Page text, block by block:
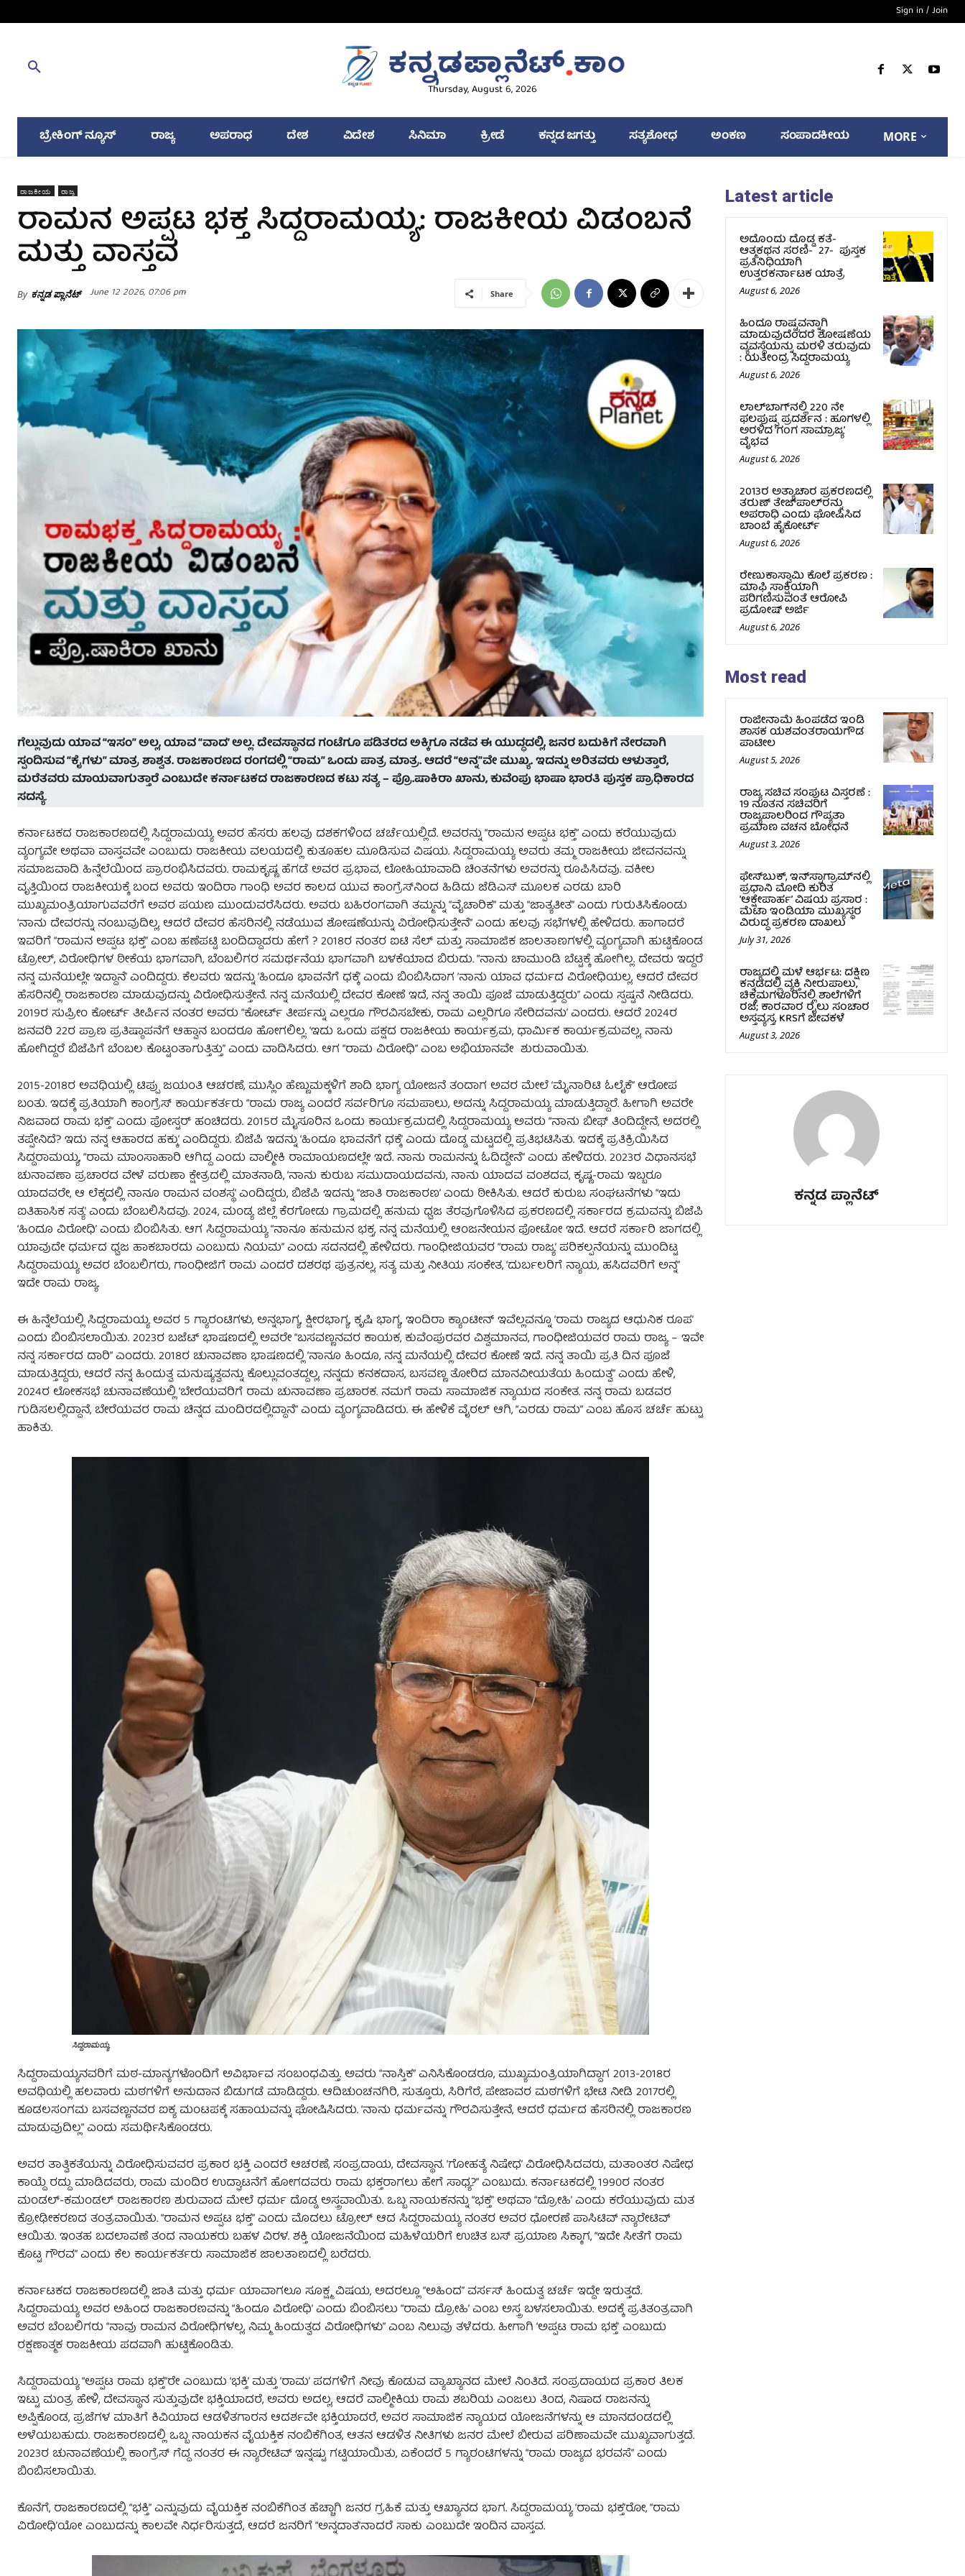
Sign in / Join
Thursday, August 6, 2026
ಬ್ರೇಕಿಂಗ್ ನ್ಯೂಸ್ ರಾಜ್ಯ ಅಪರಾಧ ದೇಶ ವಿದೇಶ ಸಿನಿಮಾ ಕ್ರೀಡೆ ಕನ್ನಡ ಜಗತ್ತು ಸತ್ಯಶೋಧ ಅಂಕಣ ಸಂಪಾದಕೀಯ MORE
ರಾಜಕೀಯ ರಾಜ್ಯ
ರಾಮನ ಅಪ್ಪಟ ಭಕ್ತ ಸಿದ್ದರಾಮಯ್ಯ: ರಾಜಕೀಯ ವಿಡಂಬನೆ
ಮತ್ತು ವಾಸ್ತವ
By ಕನ್ನಡ ಪ್ಲಾನೆಟ್ June 12 2026, 07:06 pm Share
ಗೆಲ್ಲುವುದು ಯಾವ “ಇಸಂ” ಅಲ್ಲ, ಯಾವ “ವಾದ’ ಅಲ್ಲ. ದೇವಸ್ಥಾನದ ಗಂಟೆಗೂ ಪಡಿತರದ ಅಕ್ಕಿಗೂ ನಡೆವ ಈ ಯುದ್ಧದಲ್ಲಿ, ಜನರ ಬದುಕಿಗೆ ನೇರವಾಗಿ
ಸ್ಪಂದಿಸುವ “ಕೈಗಳು” ಮಾತ್ರ ಶಾಶ್ವತ. ರಾಜಕಾರಣದ ರಂಗದಲ್ಲಿ “ರಾಮ” ಒಂದು ಪಾತ್ರ ಮಾತ್ರ. ಆದರೆ “ಅನ್ನ”ವೇ ಮುಖ್ಯ. ಇದನ್ನು ಅರಿತವರು ಆಳುತ್ತಾರೆ,
ಮರೆತವರು ಮಾಯವಾಗುತ್ತಾರೆ ಎಂಬುದೇ ಕರ್ನಾಟಕದ ರಾಜಕಾರಣದ ಕಟು ಸತ್ಯ – ಪ್ರೊ.ಷಾಕಿರಾ ಖಾನು, ಕುವೆಂಪು ಭಾಷಾ ಭಾರತಿ ಪುಸ್ತಕ ಪ್ರಾಧಿಕಾರದ
ಸದಸ್ಯೆ.
ಕರ್ನಾಟಕದ ರಾಜಕಾರಣದಲ್ಲಿ ಸಿದ್ದರಾಮಯ್ಯ ಅವರ ಹೆಸರು ಹಲವು ದಶಕಗಳಿಂದ ಚರ್ಚೆಯಲ್ಲಿದೆ. ಅವರನ್ನು “ರಾಮನ ಅಪ್ಪಟ ಭಕ್ತ” ಎಂದು ಕರೆಯುವುದು
ವ್ಯಂಗ್ಯವೇ ಅಥವಾ ವಾಸ್ತವವೇ ಎಂಬುದು ರಾಜಕೀಯ ವಲಯದಲ್ಲಿ ಕುತೂಹಲ ಮೂಡಿಸುವ ವಿಷಯ. ಸಿದ್ದರಾಮಯ್ಯ ಅವರು ತಮ್ಮ ರಾಜಕೀಯ ಜೀವನವನ್ನು
ಸಮಾಜವಾದಿ ಹಿನ್ನೆಲೆಯಿಂದ ಪ್ರಾರಂಭಿಸಿದವರು. ರಾಮಕೃಷ್ಣ ಹೆಗಡೆ ಅವರ ಪ್ರಭಾವ, ಲೋಹಿಯಾವಾದಿ ಚಿಂತನೆಗಳು ಅವರನ್ನು ರೂಪಿಸಿದವು. ವಕೀಲ
ವೃತ್ತಿಯಿಂದ ರಾಜಕೀಯಕ್ಕೆ ಬಂದ ಅವರು ಇಂದಿರಾ ಗಾಂಧಿ ಅವರ ಕಾಲದ ಯುವ ಕಾಂಗ್ರೆಸ್‌ನಿಂದ ಹಿಡಿದು ಜೆಡಿಎಸ್ ಮೂಲಕ ಎರಡು ಬಾರಿ
ಮುಖ್ಯಮಂತ್ರಿಯಾಗುವವರೆಗೆ ಅವರ ಪಯಣ ಮುಂದುವರೆಸಿದರು. ಅವರು ಬಹಿರಂಗವಾಗಿ ತಮ್ಮನ್ನು “ವೈಚಾರಿಕ” ಮತ್ತು “ಜಾತ್ಯತೀತ” ಎಂದು ಗುರುತಿಸಿಕೊಂಡು
‘ನಾನು ದೇವರನ್ನು ನಂಬುವುದಿಲ್ಲ, ಆದರೆ ದೇವರ ಹೆಸರಿನಲ್ಲಿ ನಡೆಯುವ ಶೋಷಣೆಯನ್ನು ವಿರೋಧಿಸುತ್ತೇನೆ” ಎಂದು ಹಲವು ಸಭೆಗಳಲ್ಲಿ ಹೇಳಿದರು. ಹಾಗಾದರೆ
ಇವರಿಗೆ “ರಾಮನ ಅಪ್ಪಟ ಭಕ್ತ” ಎಂಬ ಹಣೆಪಟ್ಟಿ ಬಂದಿದ್ದಾದರು ಹೇಗೆ ? 2018ರ ನಂತರ ಐಟಿ ಸೆಲ್ ಮತ್ತು ಸಾಮಾಜಿಕ ಜಾಲತಾಣಗಳಲ್ಲಿ ವ್ಯಂಗ್ಯವಾಗಿ ಹುಟ್ಟಿಕೊಂಡ
ಟ್ರೋಲ್, ವಿರೋಧಿಗಳ ಠೀಕೆಯ ಭಾಗವಾಗಿ, ಬೆಂಬಲಿಗರ ಸಮರ್ಥನೆಯ ಭಾಗವಾಗಿ ಬಳಕೆಯಾದ ಬಿರುದು. “ನಾನು ಚಾಮುಂಡಿ ಬೆಟ್ಟಕ್ಕೆ ಹೋಗಿಲ್ಲ. ದೇವರು ಇದ್ದರೆ
ನನ್ನ ಮನೆಯಲ್ಲೇ ಇದ್ದಾನೆ’ ಎಂದಿದ್ದರು. ಕೆಲವರು ಇದನ್ನು ‘ಹಿಂದೂ ಭಾವನೆಗೆ ಧಕ್ಕೆ’ ಎಂದು ಬಿಂಬಿಸಿದಾಗ ‘ನಾನು ಯಾವ ಧರ್ಮದ ವಿರೋಧಿಯಲ್ಲ, ಆದರೆ ದೇವರ
ಹೆಸರಿನಲ್ಲಿ ರಾಜಕಾರಣ ಮಾಡುವುದನ್ನು ವಿರೋಧಿಸುತ್ತೇನೆ. ನನ್ನ ಮನೆಯಲ್ಲಿ ದೇವರ ಕೋಣೆ ಇದೆ, ನನ್ನ ತಾಯಿ ಪೂಜೆ ಮಾಡುತ್ತಿದ್ದರು” ಎಂದು ಸ್ಪಷ್ಟನೆ ನೀಡಿದರು.
2019ರ ಸುಪ್ರೀಂ ಕೋರ್ಟ್ ತೀರ್ಪಿನ ನಂತರ ಅವರು “ಕೋರ್ಟ್ ತೀರ್ಪನ್ನು ಎಲ್ಲರೂ ಗೌರವಿಸಬೇಕು, ರಾಮ ಎಲ್ಲರಿಗೂ ಸೇರಿದವನು’ ಎಂದರು. ಆದರೆ 2024ರ
ಜನವರಿ 22ರ ಪ್ರಾಣ ಪ್ರತಿಷ್ಠಾಪನೆಗೆ ಆಹ್ವಾನ ಬಂದರೂ ಹೋಗಲಿಲ್ಲ. ‘ಇದು ಒಂದು ಪಕ್ಷದ ರಾಜಕೀಯ ಕಾರ್ಯಕ್ರಮ, ಧಾರ್ಮಿಕ ಕಾರ್ಯಕ್ರಮವಲ್ಲ, ನಾನು
ಹೋಗಿದ್ದರೆ ಬಿಜೆಪಿಗೆ ಬೆಂಬಲ ಕೊಟ್ಟಂತಾಗುತ್ತಿತ್ತು” ಎಂದು ವಾದಿಸಿದರು. ಆಗ “ರಾಮ ವಿರೋಧಿ” ಎಂಬ ಅಭಿಯಾನವೇ ಶುರುವಾಯಿತು.
2015-2018ರ ಅವಧಿಯಲ್ಲಿ ಟಿಪ್ಪು ಜಯಂತಿ ಆಚರಣೆ, ಮುಸ್ಲಿಂ ಹೆಣ್ಣುಮಕ್ಕಳಿಗೆ ಶಾದಿ ಭಾಗ್ಯ ಯೋಜನೆ ತಂದಾಗ ಅವರ ಮೇಲೆ ‘ಮೈನಾರಿಟಿ ಓಲೈಕೆ” ಆರೋಪ
ಬಂತು. ಇದಕ್ಕೆ ಪ್ರತಿಯಾಗಿ ಕಾಂಗ್ರೆಸ್ ಕಾರ್ಯಕರ್ತರು “ರಾಮ ರಾಜ್ಯ ಎಂದರೆ ಸರ್ವರಿಗೂ ಸಮಪಾಲು, ಅದನ್ನು ಸಿದ್ದರಾಮಯ್ಯ ಮಾಡುತ್ತಿದ್ದಾರೆ. ಹೀಗಾಗಿ ಅವರೇ
ನಿಜವಾದ ರಾಮ ಭಕ್ತ” ಎಂದು ಪೋಸ್ಟರ್ ಹಂಚಿದರು. 2015ರ ಮೈಸೂರಿನ ಒಂದು ಕಾರ್ಯಕ್ರಮದಲ್ಲಿ ಸಿದ್ದರಾಮಯ್ಯ ಅವರು “ನಾನು ಬೀಫ್ ತಿಂದಿದ್ದೇನೆ, ಅದರಲ್ಲಿ
ತಪ್ಪೇನಿದೆ? ಇದು ನನ್ನ ಆಹಾರದ ಹಕ್ಕು’ ಎಂದಿದ್ದರು. ಬಿಜೆಪಿ ಇದನ್ನು ‘ಹಿಂದೂ ಭಾವನೆಗೆ ಧಕ್ಕೆ’ ಎಂದು ದೊಡ್ಡ ಮಟ್ಟದಲ್ಲಿ ಪ್ರತಿಭಟಿಸಿತು. ಇದಕ್ಕೆ ಪ್ರತಿಕ್ರಿಯಿಸಿದ
ಸಿದ್ದರಾಮಯ್ಯ, “ರಾಮ ಮಾಂಸಾಹಾರಿ ಆಗಿದ್ದ ಎಂದು ವಾಲ್ಮೀಕಿ ರಾಮಾಯಣದಲ್ಲೇ ಇದೆ. ನಾನು ರಾಮನನ್ನು ಓದಿದ್ದೇನೆ” ಎಂದು ಹೇಳಿದರು. 2023ರ ವಿಧಾನಸಭೆ
ಚುನಾವಣಾ ಪ್ರಚಾರದ ವೇಳೆ ವರುಣಾ ಕ್ಷೇತ್ರದಲ್ಲಿ ಮಾತನಾಡಿ, ‘ನಾನು ಕುರುಬ ಸಮುದಾಯದವನು, ನಾನು ಯಾದವ ವಂಶದವ, ಕೃಷ್ಣ-ರಾಮ ಇಬ್ಬರೂ
ಯಾದವರೇ, ಆ ಲೆಕ್ಕದಲ್ಲಿ ನಾನೂ ರಾಮನ ವಂಶಸ್ಥ’ ಎಂದಿದ್ದರು, ಬಿಜೆಪಿ ಇದನ್ನು “ಜಾತಿ ರಾಜಕಾರಣ’ ಎಂದು ಠೀಕಿಸಿತು. ಆದರೆ ಕುರುಬ ಸಂಘಟನೆಗಳು “ಇದು
ಐತಿಹಾಸಿಕ ಸತ್ಯ’ ಎಂದು ಬೆಂಬಲಿಸಿದವು. 2024, ಮಂಡ್ಯ ಜಿಲ್ಲೆ ಕೆರಗೋಡು ಗ್ರಾಮದಲ್ಲಿ ಹನುಮ ಧ್ವಜ ತೆರವುಗೊಳಿಸಿದ ಪ್ರಕರಣದಲ್ಲಿ ಸರ್ಕಾರದ ಕ್ರಮವನ್ನು ಬಿಜೆಪಿ
‘ಹಿಂದೂ ವಿರೋಧಿ’ ಎಂದು ಬಿಂಬಿಸಿತು. ಆಗ ಸಿದ್ದರಾಮಯ್ಯ “ನಾನೂ ಹನುಮನ ಭಕ್ತ, ನನ್ನ ಮನೆಯಲ್ಲಿ ಆಂಜನೇಯನ ಫೋಟೋ ಇದೆ. ಆದರೆ ಸರ್ಕಾರಿ ಜಾಗದಲ್ಲಿ
ಯಾವುದೇ ಧರ್ಮದ ಧ್ವಜ ಹಾಕಬಾರದು ಎಂಬುದು ನಿಯಮ” ಎಂದು ಸದನದಲ್ಲಿ ಹೇಳಿದರು. ಗಾಂಧೀಜಿಯವರ “ರಾಮ ರಾಜ್ಯ’ ಪರಿಕಲ್ಪನೆಯನ್ನು ಮುಂದಿಟ್ಟ
ಸಿದ್ದರಾಮಯ್ಯ ಅವರ ಬೆಂಬಲಿಗರು, ಗಾಂಧೀಜಿಗೆ ರಾಮ ಎಂದರೆ ದಶರಥ ಪುತ್ರನಲ್ಲ, ಸತ್ಯ ಮತ್ತು ನೀತಿಯ ಸಂಕೇತ, ‘ದುರ್ಬಲರಿಗೆ ನ್ಯಾಯ, ಹಸಿದವರಿಗೆ ಅನ್ನ”
ಇದೇ ರಾಮ ರಾಜ್ಯ.
ಈ ಹಿನ್ನೆಲೆಯಲ್ಲಿ ಸಿದ್ದರಾಮಯ್ಯ ಅವರ 5 ಗ್ಯಾರಂಟಿಗಳು, ಅನ್ನಭಾಗ್ಯ, ಕ್ಷೀರಭಾಗ್ಯ, ಕೃಷಿ ಭಾಗ್ಯ, ಇಂದಿರಾ ಕ್ಯಾಂಟೀನ್ ಇವೆಲ್ಲವನ್ನೂ ‘ರಾಮ ರಾಜ್ಯದ ಆಧುನಿಕ ರೂಪ’
ಎಂದು ಬಿಂಬಿಸಲಾಯಿತು. 2023ರ ಬಜೆಟ್ ಭಾಷಣದಲ್ಲಿ ಅವರೇ “ಬಸವಣ್ಣನವರ ಕಾಯಕ, ಕುವೆಂಪುರವರ ವಿಶ್ವಮಾನವ, ಗಾಂಧೀಜಿಯವರ ರಾಮ ರಾಜ್ಯ – ಇವೇ
ನನ್ನ ಸರ್ಕಾರದ ದಾರಿ” ಎಂದರು. 2018ರ ಚುನಾವಣಾ ಭಾಷಣದಲ್ಲಿ ‘ನಾನೂ ಹಿಂದೂ, ನನ್ನ ಮನೆಯಲ್ಲಿ ದೇವರ ಕೋಣೆ ಇದೆ. ನನ್ನ ತಾಯಿ ಪ್ರತಿ ದಿನ ಪೂಜೆ
ಮಾಡುತ್ತಿದ್ದರು, ಆದರೆ ನನ್ನ ಹಿಂದುತ್ವ ಮನುಷ್ಯತ್ವವನ್ನು ಕೊಲ್ಲುವಂತದ್ದಲ್ಲ, ನನ್ನದು ಕನಕದಾಸ, ಬಸವಣ್ಣ ತೋರಿದ ಮಾನವೀಯತೆಯ ಹಿಂದುತ್ವ” ಎಂದು ಹೇಳಿ,
2024ರ ಲೋಕಸಭೆ ಚುನಾವಣೆಯಲ್ಲಿ ‘ಬೇರೆಯವರಿಗೆ ರಾಮ ಚುನಾವಣಾ ಪ್ರಚಾರಕ. ನಮಗೆ ರಾಮ ಸಾಮಾಜಿಕ ನ್ಯಾಯದ ಸಂಕೇತ. ನನ್ನ ರಾಮ ಬಡವರ
ಗುಡಿಸಲಲ್ಲಿದ್ದಾನೆ, ಬೇರೆಯವರ ರಾಮ ಚಿನ್ನದ ಮಂದಿರದಲ್ಲಿದ್ದಾನೆ” ಎಂದು ವ್ಯಂಗ್ಯವಾಡಿದರು. ಈ ಹೇಳಿಕೆ ವೈರಲ್ ಆಗಿ, “ಎರಡು ರಾಮ” ಎಂಬ ಹೊಸ ಚರ್ಚೆ ಹುಟ್ಟು
ಹಾಕಿತು.
ಸಿದ್ದರಾಮಯ್ಯ
ಸಿದ್ದರಾಮಯ್ಯನವರಿಗೆ ಮಠ-ಮಾನ್ಯಗಳೊಂದಿಗೆ ಅವಿರ್ಭಾವ ಸಂಬಂಧವಿತ್ತು. ಅವರು “ನಾಸ್ತಿಕ” ಎನಿಸಿಕೊಂಡರೂ, ಮುಖ್ಯಮಂತ್ರಿಯಾಗಿದ್ದಾಗ 2013-2018ರ
ಅವಧಿಯಲ್ಲಿ ಹಲವಾರು ಮಠಗಳಿಗೆ ಅನುದಾನ ಬಿಡುಗಡೆ ಮಾಡಿದ್ದರು. ಆದಿಚುಂಚನಗಿರಿ, ಸುತ್ತೂರು, ಸಿರಿಗೆರೆ, ಪೇಜಾವರ ಮಠಗಳಿಗೆ ಭೇಟಿ ನೀಡಿ 2017ರಲ್ಲಿ
ಕೂಡಲಸಂಗಮ ಬಸವಣ್ಣನವರ ಐಕ್ಯ ಮಂಟಪಕ್ಕೆ ಸಹಾಯವನ್ನು ಘೋಷಿಸಿದರು. ‘ನಾನು ಧರ್ಮವನ್ನು ಗೌರವಿಸುತ್ತೇನೆ, ಆದರೆ ಧರ್ಮದ ಹೆಸರಿನಲ್ಲಿ ರಾಜಕಾರಣ
ಮಾಡುವುದಿಲ್ಲ” ಎಂದು ಸಮರ್ಥಿಸಿಕೊಂಡರು.
ಅವರ ತಾತ್ವಿಕತೆಯನ್ನು ವಿರೋಧಿಸುವವರ ಪ್ರಕಾರ ಭಕ್ತಿ ಎಂದರೆ ಆಚರಣೆ, ಸಂಪ್ರದಾಯ, ದೇವಸ್ಥಾನ. ‘ಗೋಹತ್ಯೆ ನಿಷೇಧ’ ವಿರೋಧಿಸಿದವರು, ಮತಾಂತರ ನಿಷೇಧ
ಕಾಯ್ದೆ ರದ್ದು ಮಾಡಿದವರು, ರಾಮ ಮಂದಿರ ಉದ್ಘಾಟನೆಗೆ ಹೋಗದವರು ರಾಮ ಭಕ್ತರಾಗಲು ಹೇಗೆ ಸಾಧ್ಯ?” ಎಂಬುದು. ಕರ್ನಾಟಕದಲ್ಲಿ 1990ರ ನಂತರ
ಮಂಡಲ್-ಕಮಂಡಲ್ ರಾಜಕಾರಣ ಶುರುವಾದ ಮೇಲೆ ಧರ್ಮ ದೊಡ್ಡ ಅಸ್ತ್ರವಾಯಿತು. ಒಬ್ಬ ನಾಯಕನನ್ನು “ಭಕ್ತ” ಅಥವಾ “ದ್ರೋಹಿ’ ಎಂದು ಕರೆಯುವುದು ಮತ
ಕ್ರೋಢೀಕರಣದ ತಂತ್ರವಾಯಿತು. “ರಾಮನ ಅಪ್ಪಟ ಭಕ್ತ” ಎಂದು ಮೊದಲು ಟ್ರೋಲ್ ಆದ ಸಿದ್ದರಾಮಯ್ಯ ನಂತರ ಅವರ ಧೋರಣೆ ಪಾಸಿಟಿವ್ ನ್ಯಾರೇಟಿವ್
ಆಯಿತು. ಇಂತಹ ಬದಲಾವಣೆ ತಂದ ನಾಯಕರು ಬಹಳ ವಿರಳ. ಶಕ್ತಿ ಯೋಜನೆಯಿಂದ ಮಹಿಳೆಯರಿಗೆ ಉಚಿತ ಬಸ್ ಪ್ರಯಾಣ ಸಿಕ್ಕಾಗ, “ಇದೇ ಸೀತೆಗೆ ರಾಮ
ಕೊಟ್ಟ ಗೌರವ” ಎಂದು ಕೆಲ ಕಾರ್ಯಕರ್ತರು ಸಾಮಾಜಿಕ ಜಾಲತಾಣದಲ್ಲಿ ಬರೆದರು.
ಕರ್ನಾಟಕದ ರಾಜಕಾರಣದಲ್ಲಿ ಜಾತಿ ಮತ್ತು ಧರ್ಮ ಯಾವಾಗಲೂ ಸೂಕ್ಷ್ಮ ವಿಷಯ, ಅದರಲ್ಲೂ “ಅಹಿಂದ” ವರ್ಸಸ್ ಹಿಂದುತ್ವ ಚರ್ಚೆ ಇದ್ದೇ ಇರುತ್ತದೆ.
ಸಿದ್ದರಾಮಯ್ಯ ಅವರ ಅಹಿಂದ ರಾಜಕಾರಣವನ್ನು “ಹಿಂದೂ ವಿರೋಧಿ’ ಎಂದು ಬಿಂಬಿಸಲು “ರಾಮ ದ್ರೋಹಿ’ ಎಂಬ ಅಸ್ತ್ರ ಬಳಸಲಾಯಿತು. ಅದಕ್ಕೆ ಪ್ರತಿತಂತ್ರವಾಗಿ
ಅವರ ಬೆಂಬಲಿಗರು “ನಾವು ರಾಮನ ವಿರೋಧಿಗಳಲ್ಲ, ನಿಮ್ಮ ಹಿಂದುತ್ವದ ವಿರೋಧಿಗಳು” ಎಂಬ ನಿಲುವು ತಳೆದರು. ಹೀಗಾಗಿ ‘ಅಪ್ಪಟ ರಾಮ ಭಕ್ತʼ ಎಂಬುದು
ರಕ್ಷಣಾತ್ಮಕ ರಾಜಕೀಯ ಪದವಾಗಿ ಹುಟ್ಟಿಕೊಂಡಿತು.
ಸಿದ್ದರಾಮಯ್ಯ “ಅಪ್ಪಟ ರಾಮ ಭಕ್ತ”ರೇ ಎಂಬುದು ‘ಭಕ್ತಿ’ ಮತ್ತು ‘ರಾಮ’ ಪದಗಳಿಗೆ ನೀವು ಕೊಡುವ ವ್ಯಾಖ್ಯಾನದ ಮೇಲೆ ನಿಂತಿದೆ. ಸಂಪ್ರದಾಯದ ಪ್ರಕಾರ ತಿಲಕ
ಇಟ್ಟು ಮಂತ್ರ ಹೇಳಿ, ದೇವಸ್ಥಾನ ಸುತ್ತುವುದೇ ಭಕ್ತಿಯಾದರೆ, ಅವರು ಅದಲ್ಲ, ಆದರೆ ವಾಲ್ಮೀಕಿಯ ರಾಮ ಶಬರಿಯ ಎಂಜಲು ತಿಂದ, ನಿಷಾದ ರಾಜನನ್ನು
ಅಪ್ಪಿಕೊಂಡ, ಪ್ರಜೆಗಳ ಮಾತಿಗೆ ಕಿವಿಯಾದ ಆಡಳಿತಗಾರನ ಆದರ್ಶವೇ ಭಕ್ತಿಯಾದರೆ, ಅವರ ಸಾಮಾಜಿಕ ನ್ಯಾಯದ ಯೋಜನೆಗಳನ್ನು ಆ ಮಾನದಂಡದಲ್ಲಿ
ಅಳೆಯಬಹುದು. ರಾಜಕಾರಣದಲ್ಲಿ ಒಬ್ಬ ನಾಯಕನ ವೈಯಕ್ತಿಕ ನಂಬಿಕೆಗಿಂತ, ಆತನ ಆಡಳಿತ ನೀತಿಗಳು ಜನರ ಮೇಲೆ ಬೀರುವ ಪರಿಣಾಮವೇ ಮುಖ್ಯವಾಗುತ್ತದೆ.
2023ರ ಚುನಾವಣೆಯಲ್ಲಿ ಕಾಂಗ್ರೆಸ್ ಗೆದ್ದ ನಂತರ ಈ ನ್ಯಾರೇಟಿವ್ ಇನ್ನಷ್ಟು ಗಟ್ಟಿಯಾಯಿತು, ಏಕೆಂದರೆ 5 ಗ್ಯಾರಂಟಿಗಳನ್ನು “ರಾಮ ರಾಜ್ಯದ ಭರವಸೆ” ಎಂದು
ಬಿಂಬಿಸಲಾಯಿತು.
ಕೊನೆಗೆ, ರಾಜಕಾರಣದಲ್ಲಿ “ಭಕ್ತಿ” ಎನ್ನುವುದು ವೈಯಕ್ತಿಕ ನಂಬಿಕೆಗಿಂತ ಹೆಚ್ಚಾಗಿ ಜನರ ಗ್ರಹಿಕೆ ಮತ್ತು ಆಖ್ಯಾನದ ಭಾಗ. ಸಿದ್ದರಾಮಯ್ಯ ‘ರಾಮ ಭಕ್ತ’ರೋ, “ರಾಮ
ವಿರೋಧಿ’ಯೋ ಎಂಬುದನ್ನು ಕಾಲವೇ ನಿರ್ಧರಿಸುತ್ತದೆ, ಆದರೆ ಜನರಿಗೆ “ಅನ್ನದಾತ’ನಾದರೆ ಸಾಕು ಎಂಬುದೇ ಇಂದಿನ ವಾಸ್ತವ.
Latest article
ಅದೊಂದು ದೊಡ್ಡ ಕತೆ-
ಆತ್ಮಕಥನ ಸರಣಿ- 27- ಪುಸ್ತಕ
ಪ್ರತಿನಿಧಿಯಾಗಿ
ಉತ್ತರಕರ್ನಾಟಕ ಯಾತ್ರೆ
August 6, 2026
ಹಿಂದೂ ರಾಷ್ಟ್ರವನ್ನಾಗಿ
ಮಾಡುವುದೆಂದರೆ ಶೋಷಣೆಯ
ವ್ಯವಸ್ಥೆಯನ್ನು ಮರಳಿ ತರುವುದು
: ಯತೀಂದ್ರ ಸಿದ್ದರಾಮಯ್ಯ
August 6, 2026
ಲಾಲ್‍ಬಾಗ್‍ನಲ್ಲಿ 220 ನೇ
ಫಲಪುಷ್ಪ ಪ್ರದರ್ಶನ : ಹೂಗಳಲ್ಲಿ
ಅರಳಿದ ‘ಗಂಗ ಸಾಮ್ರಾಜ್ಯ’
ವೈಭವ
August 6, 2026
2013ರ ಅತ್ಯಾಚಾರ ಪ್ರಕರಣದಲ್ಲಿ
ತರುಣ್ ತೇಜ್‌ಪಾಲ್‌ರನ್ನು
ಅಪರಾಧಿ ಎಂದು ಘೋಷಿಸಿದ
ಬಾಂಬೆ ಹೈಕೋರ್ಟ್
August 6, 2026
ರೇಣುಕಾಸ್ವಾಮಿ ಕೊಲೆ ಪ್ರಕರಣ :
ಮಾಫಿ ಸಾಕ್ಷಿಯಾಗಿ
ಪರಿಗಣಿಸುವಂತೆ ಆರೋಪಿ
ಪ್ರದೋಷ್‌ ಅರ್ಜಿ
August 6, 2026
Most read
ರಾಜೀನಾಮೆ ಹಿಂಪಡೆದ ಇಂಡಿ
ಶಾಸಕ ಯಶವಂತರಾಯಗೌಡ
ಪಾಟೀಲ
August 5, 2026
ರಾಜ್ಯ ಸಚಿವ ಸಂಪುಟ ವಿಸ್ತರಣೆ :
19 ನೂತನ ಸಚಿವರಿಗೆ
ರಾಜ್ಯಪಾಲರಿಂದ ಗೌಪ್ಯತಾ
ಪ್ರಮಾಣ ವಚನ ಬೋಧನೆ
August 3, 2026
ಫೇಸ್‌ಬುಕ್, ಇನ್‌ಸ್ಟಾಗ್ರಾಮ್‌ನಲ್ಲಿ
ಪ್ರಧಾನಿ ಮೋದಿ ಕುರಿತ
‘ಆಕ್ಷೇಪಾರ್ಹ’ ವಿಷಯ ಪ್ರಸಾರ :
ಮೆಟಾ ಇಂಡಿಯಾ ಮುಖ್ಯಸ್ಥರ
ವಿರುದ್ಧ ಪ್ರಕರಣ ದಾಖಲು
July 31, 2026
ರಾಜ್ಯದಲ್ಲಿ ಮಳೆ ಆರ್ಭಟ: ದಕ್ಷಿಣ
ಕನ್ನಡದಲ್ಲಿ ವ್ಯಕ್ತಿ ನೀರುಪಾಲು,
ಚಿಕ್ಕಮಗಳೂರಿನಲ್ಲಿ ಶಾಲೆಗಳಿಗೆ
ರಜೆ; ಕಾರವಾರ ರೈಲು ಸಂಚಾರ
ಅಸ್ತವ್ಯಸ್ತ, KRSಗೆ ಜೀವಕಳೆ
August 3, 2026
ಕನ್ನಡ ಪ್ಲಾನೆಟ್